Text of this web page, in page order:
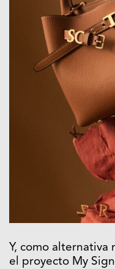
Y, como alternativa
el proyecto My